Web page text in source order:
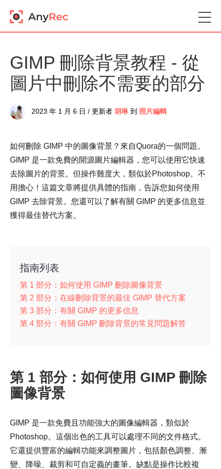
GIMP 刪除背景教程 - 從
圖片中刪除不需要的部分
2023 年 1 月 6 日 / 更新者 胡琳 到 照片編輯
如何刪除 GIMP 中的圖像背景？來自Quora的一個問題。
GIMP 是一款免費的開源圖片編輯器，您可以使用它快速
去除圖片的背景。但操作難度大，類似於Photoshop。不
用擔心！這篇文章將提供具體的指南，告訴您如何使用
GIMP 去除背景。您還可以了解有關 GIMP 的更多信息並
獲得最佳替代方案。
指南列表
第 1 部分：如何使用 GIMP 刪除圖像背景
第 2 部分：在線刪除背景的最佳 GIMP 替代方案
第 3 部分：有關 GIMP 的更多信息
第 4 部分：有關 GIMP 刪除背景的常見問題解答
第 1 部分：如何使用 GIMP 刪除
圖像背景
GIMP 是一款免費且功能強大的圖像編輯器，類似於
Photoshop。這個出色的工具可以處理不同的文件格式。
它還提供豐富的編輯功能來調整圖片，包括顏色調整、漸
變、降噪、裁剪和可自定義的畫筆。缺點是操作比較複